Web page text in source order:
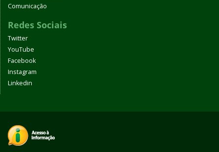
Comunicação
Redes Sociais
Twitter
YouTube
Facebook
Instagram
Linkedin